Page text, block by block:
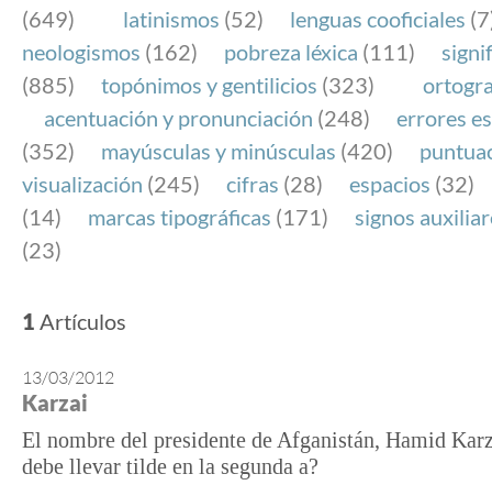
(649)
latinismos (52) lenguas cooficiales
neologismos (162) pobreza léxica (111)
(885)
topónimos y gentilicios (323)
acentuación y pronunciación (248)
errores
(352)
mayúsculas y minúsculas (420)
visualización (245) cifras (28) espacios (32)
(14)
marcas tipográficas (171)
signos
(23)
1 Artículos
13/03/2012
Karzai
El nombre del presidente de Afganistán, Hamid
debe llevar tilde en la segunda a?